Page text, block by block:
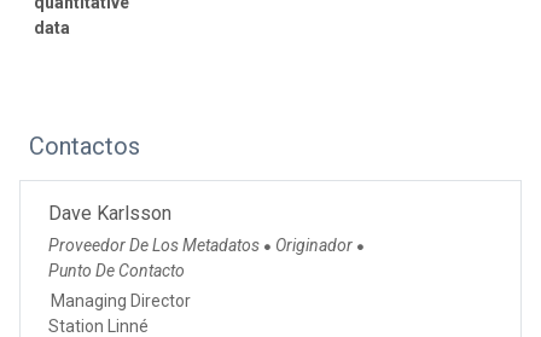
data
Contactos
Dave Karlsson
Proveedor De Los Metadatos ● Originador ●
Punto De Contacto
Managing Director
Station Linné